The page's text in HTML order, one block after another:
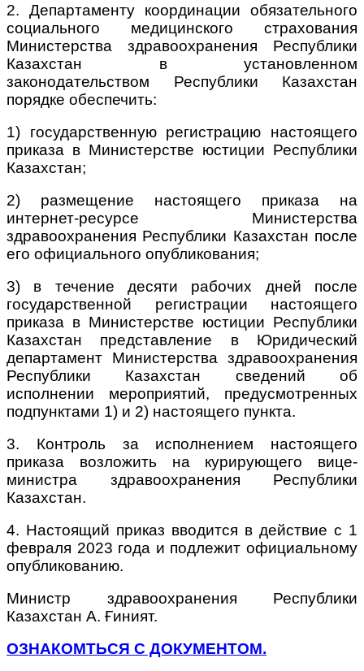
2. Департаменту координации обязательного
социального медицинского страхования
Министерства здравоохранения Республики
Казахстан в установленном
законодательством Республики Казахстан
порядке обеспечить:
1) государственную регистрацию настоящего
приказа в Министерстве юстиции Республики
Казахстан;
2) размещение настоящего приказа на
интернет-ресурсе Министерства
здравоохранения Республики Казахстан после
его официального опубликования;
3) в течение десяти рабочих дней после
государственной регистрации настоящего
приказа в Министерстве юстиции Республики
Казахстан представление в Юридический
департамент Министерства здравоохранения
Республики Казахстан сведений об
исполнении мероприятий, предусмотренных
подпунктами 1) и 2) настоящего пункта.
3. Контроль за исполнением настоящего
приказа возложить на курирующего вице-
министра здравоохранения Республики
Казахстан.
4. Настоящий приказ вводится в действие с 1
февраля 2023 года и подлежит официальному
опубликованию.
Министр здравоохранения Республики
Казахстан А. Ғиният.
ОЗНАКОМТЬСЯ С ДОКУМЕНТОМ.